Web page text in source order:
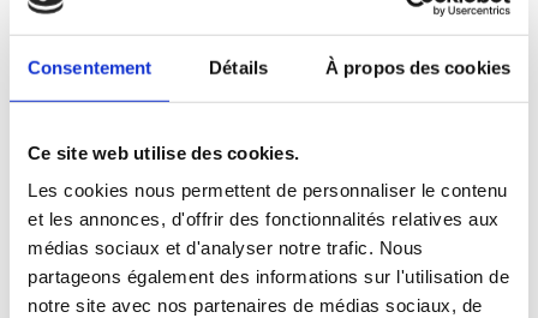
Consentement Détails À propos des cookies
Ce site web utilise des cookies.
Les cookies nous permettent de personnaliser le contenu
et les annonces, d'offrir des fonctionnalités relatives aux
médias sociaux et d'analyser notre trafic. Nous
partageons également des informations sur l'utilisation de
notre site avec nos partenaires de médias sociaux, de